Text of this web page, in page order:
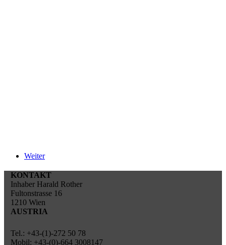
Weiter
KONTAKT
Inhaber Harald Rother
Fultonstrasse 16
1210 Wien
AUSTRIA
Tel.: +43-(1)-272 50 78
Mobil: +43-(0)-664 3008147